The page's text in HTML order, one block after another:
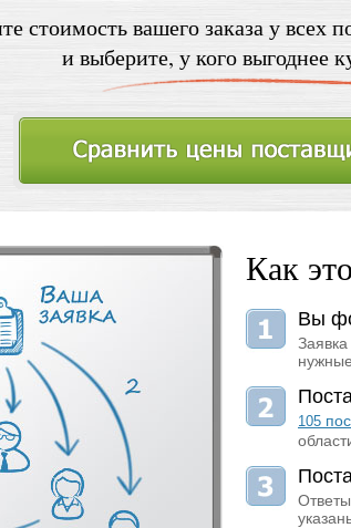
стоимость вашего заказа у всех
и выберите, у кого выгоднее
Как
Вы
105